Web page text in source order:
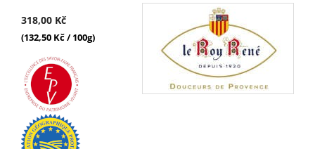
318,00 Kč
(132,50 Kč / 100g)